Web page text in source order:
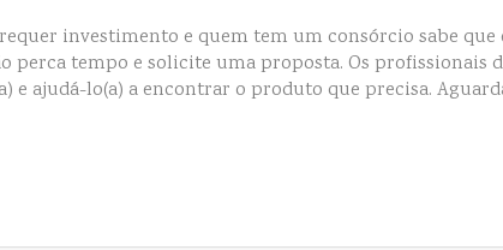
investimento e quem tem um consórcio sabe que
perca tempo e solicite uma proposta. Os profissionais
e ajudá-lo(a) a encontrar o produto que precisa.